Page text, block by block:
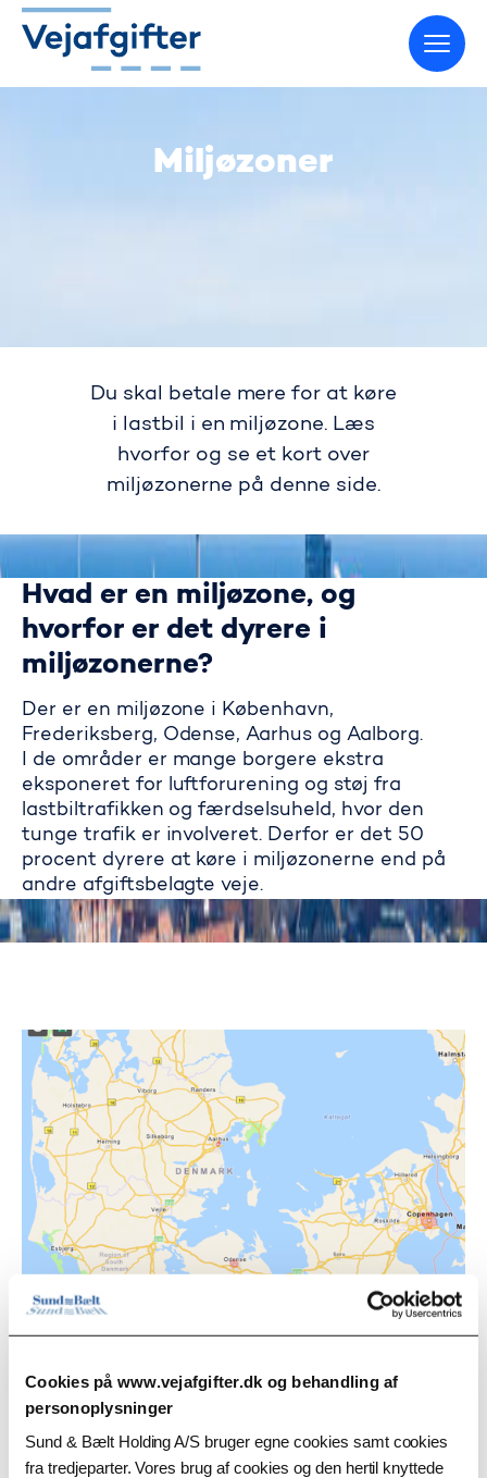
Cookies på www.vejafgifter.dk og behandling af
personoplysninger
Sund & Bælt Holding A/S bruger egne cookies samt cookies
fra tredjeparter. Vores brug af cookies og den hertil knyttede
Miljøzoner
Du skal betale mere for at køre
i lastbil i en miljøzone. Læs
hvorfor og se et kort over
miljøzonerne på denne side.
Hvad er en miljøzone, og
hvorfor er det dyrere i
miljøzonerne?
Der er en miljøzone i København,
Frederiksberg, Odense, Aarhus og Aalborg.
I de områder er mange borgere ekstra
eksponeret for luftforurening og støj fra
lastbiltrafikken og færdselsuheld, hvor den
tunge trafik er involveret. Derfor er det 50
procent dyrere at køre i miljøzonerne end på
andre afgiftsbelagte veje.
Se kort over miljøzonerne